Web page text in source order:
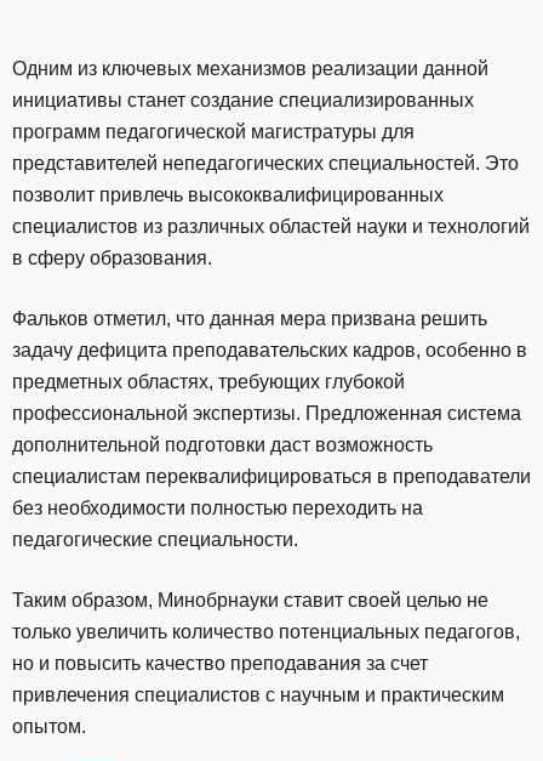
Одним из ключевых механизмов реализации данной
инициативы станет создание специализированных
программ педагогической магистратуры для
представителей непедагогических специальностей. Это
позволит привлечь высококвалифицированных
специалистов из различных областей науки и технологий
в сферу образования.
Фальков отметил, что данная мера призвана решить
задачу дефицита преподавательских кадров, особенно в
предметных областях, требующих глубокой
профессиональной экспертизы. Предложенная система
дополнительной подготовки даст возможность
специалистам переквалифицироваться в преподаватели
без необходимости полностью переходить на
педагогические специальности.
Таким образом, Минобрнауки ставит своей целью не
только увеличить количество потенциальных педагогов,
но и повысить качество преподавания за счет
привлечения специалистов с научным и практическим
опытом.